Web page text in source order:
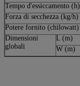
Tempo d'essiccamento (h)
Forza di secchezza (kg/h)
Potere fornito (chilowatt)
Dimensioni
globali
L (m)
W (m)